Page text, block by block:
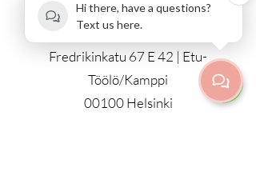
Fredrikinkatu 67 E 42 | Etu-
Töölö/Kamppi
00100 Helsinki
Hi there, have a questions?
Text us here.